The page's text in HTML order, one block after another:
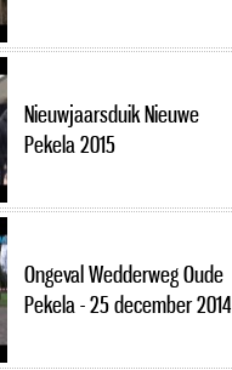
Nieuwjaarsduik Nieuwe
Pekela 2015
Ongeval Wedderweg Oude
Pekela - 25 december 2014